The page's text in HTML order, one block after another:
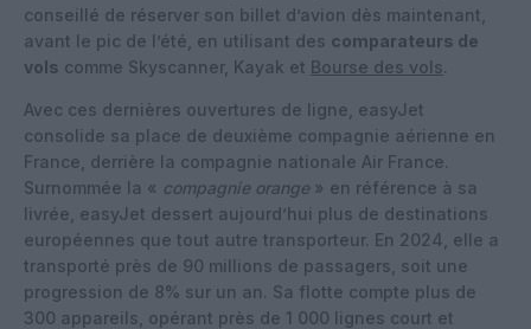
conseillé de réserver son billet d’avion dès maintenant,
avant le pic de l’été, en utilisant des comparateurs de
vols comme Skyscanner, Kayak et Bourse des vols.
Avec ces dernières ouvertures de ligne, easyJet
consolide sa place de deuxième compagnie aérienne en
France, derrière la compagnie nationale Air France.
Surnommée la « compagnie orange » en référence à sa
livrée, easyJet dessert aujourd’hui plus de destinations
européennes que tout autre transporteur. En 2024, elle a
transporté près de 90 millions de passagers, soit une
progression de 8% sur un an. Sa flotte compte plus de
300 appareils, opérant près de 1 000 lignes court et